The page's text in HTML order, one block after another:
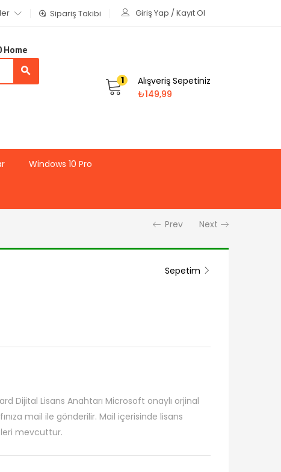
Sipariş Takibi Giriş Yap / Kayıt Ol
Home
1
Alışveriş Sepetiniz
₺149,99
Windows 10 Pro
Prev Next
Sepetim
Dijital Lisans Anahtarı Microsoft onaylı orjinal
mail ile gönderilir. Mail içerisinde lisans
mevcuttur.